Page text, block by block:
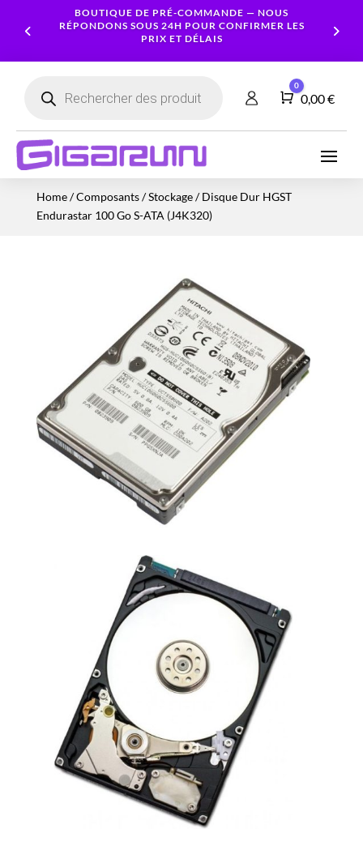
BOUTIQUE DE PRÉ-COMMANDE — NOUS
RÉPONDONS SOUS 24H POUR CONFIRMER LES
PRIX ET DÉLAIS
produits
Panier
0
0,00€
Home/Composants/Stockage/ Disque Dur HGST
Endurastar 100 Go S-ATA (J4K320)
Ordinateurs
Portables
Ordinateurs
Processeur
Graphique
mères
Ecrans
Accessoires
Serveur
NAS
Caméras
Réseau
Serveurs
Onduleurs
SmartphonesLogiciels